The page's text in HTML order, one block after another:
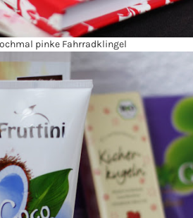
pinke Fahrradklingel